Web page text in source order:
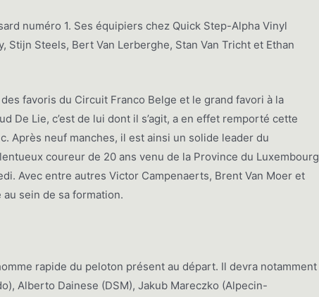
numéro 1. Ses équipiers chez Quick Step-Alpha Vinyl
Steels, Bert Van Lerberghe, Stan Van Tricht et Ethan
des favoris du Circuit Franco Belge et le grand favori à la
De Lie, c’est de lui dont il s’agit, a en effet remporté cette
Après neuf manches, il est ainsi un solide leader du
coureur de 20 ans venu de la Province du Luxembourg
Avec entre autres Victor Campenaerts, Brent Van Moer et
sein de sa formation.
rapide du peloton présent au départ. Il devra notamment
Alberto Dainese (DSM), Jakub Mareczko (Alpecin-